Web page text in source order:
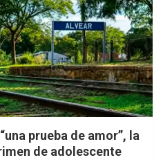
prueba de amor”, la
de adolescente